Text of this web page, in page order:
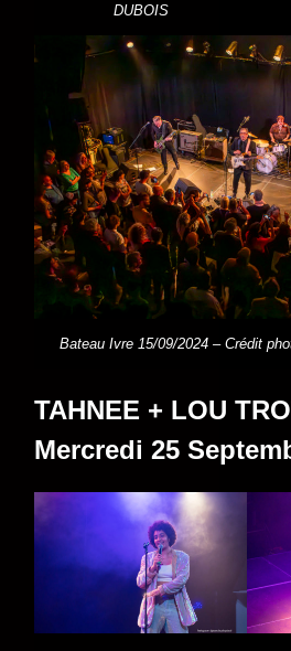
DUBOIS
Bateau Ivre 15/09/2024 – Crédit
TAHNEE + LOU
Mercredi 25